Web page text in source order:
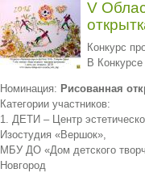
V
Конкурс
В
Номинация: Рисованная
Категории участников:
1. ДЕТИ – Центр
Изостудия «Вершок»,
МБУ ДО «Дом детского
Новгород